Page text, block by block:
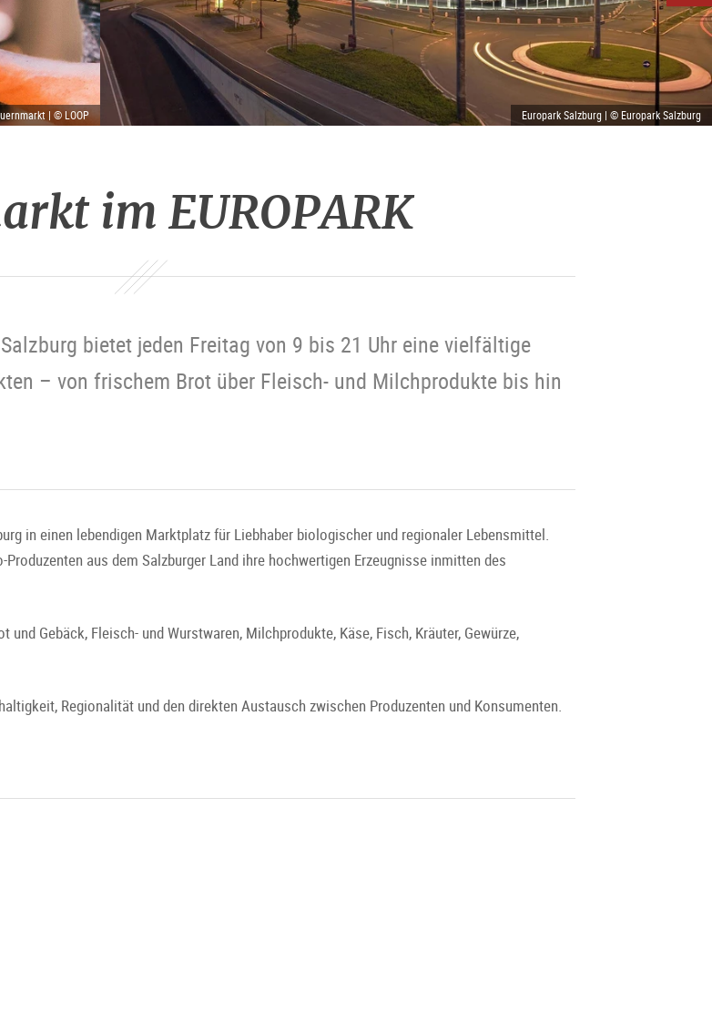
| © LOOP Europark Salzburg | © Europark Salzburg
im EUROPARK
bietet jeden Freitag von 9 bis 21 Uhr eine vielfältige
– von frischem Brot über Fleisch- und Milchprodukte bis hin
in einen lebendigen Marktplatz für Liebhaber biologischer und regionaler Lebensmittel.
aus dem Salzburger Land ihre hochwertigen Erzeugnisse inmitten des
Gebäck, Fleisch- und Wurstwaren, Milchprodukte, Käse, Fisch, Kräuter, Gewürze,
Regionalität und den direkten Austausch zwischen Produzenten und Konsumenten.